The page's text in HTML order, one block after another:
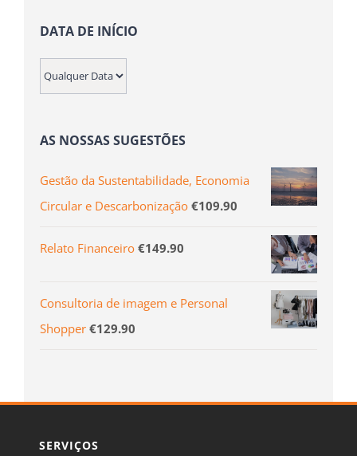
DATA DE INÍCIO
AS NOSSAS SUGESTÕES
Gestão da Sustentabilidade, Economia
Circular e Descarbonização €109.90
Relato Financeiro €149.90
Consultoria de imagem e Personal
Shopper €129.90
SERVIÇOS